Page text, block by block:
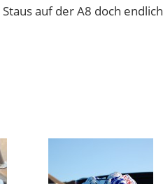
auf der A8 doch endlich